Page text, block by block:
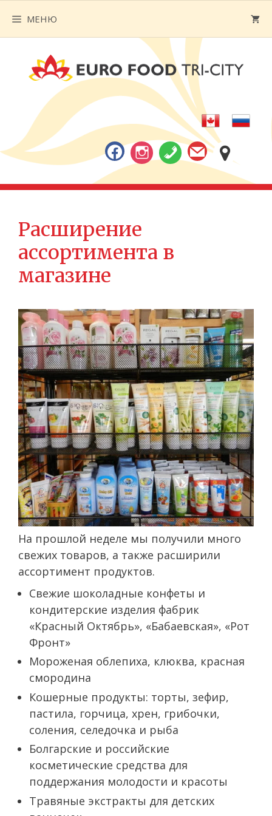
содержимому
МЕНЮ
Расширение
ассортимента в
магазине
На прошлой неделе мы получили много
свежих товаров, а также расширили
ассортимент продуктов.
Свежие шоколадные конфеты и
кондитерские изделия фабрик
«Красный Октябрь», «Бабаевская», «Рот
Фронт»
Мороженая облепиха, клюква, красная
смородина
Кошерные продукты: торты, зефир,
пастила, горчица, хрен, грибочки,
соления, селедочка и рыба
Болгарские и российские
косметические средства для
поддержания молодости и красоты
Травяные экстракты для детских